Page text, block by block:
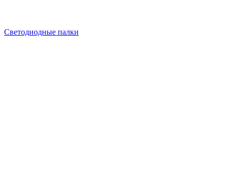
Светодиодные палки